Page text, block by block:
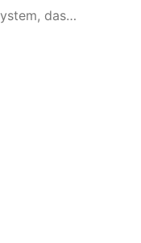
das